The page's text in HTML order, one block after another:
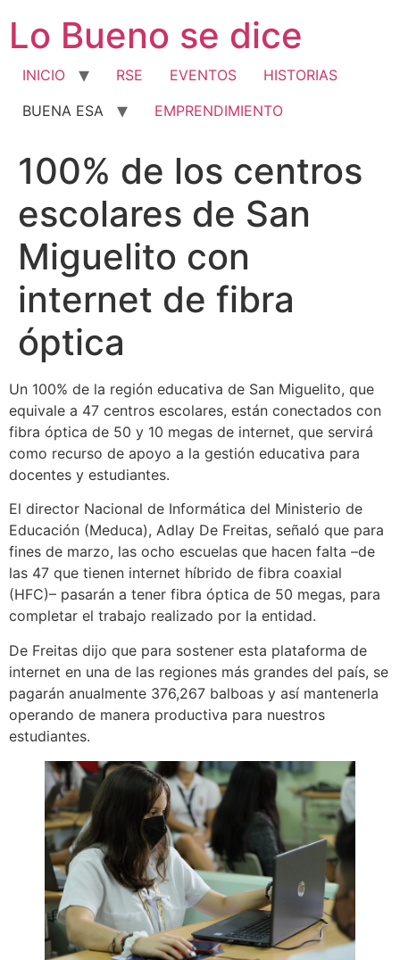
contenido
Lo Bueno se dice
INICIO RSE EVENTOS
HISTORIAS
BUENA ESA
EMPRENDIMIENTO
100% de los centros
escolares de San
Miguelito con
internet de fibra
óptica
Un 100% de la región educativa de San Miguelito, que
equivale a 47 centros escolares, están conectados con
fibra óptica de 50 y 10 megas de internet, que servirá
como recurso de apoyo a la gestión educativa para
docentes y estudiantes.
El director Nacional de Informática del Ministerio de
Educación (Meduca), Adlay De Freitas, señaló que para
fines de marzo, las ocho escuelas que hacen falta –de
las 47 que tienen internet híbrido de fibra coaxial
(HFC)– pasarán a tener fibra óptica de 50 megas, para
completar el trabajo realizado por la entidad.
De Freitas dijo que para sostener esta plataforma de
internet en una de las regiones más grandes del país, se
pagarán anualmente 376,267 balboas y así mantenerla
operando de manera productiva para nuestros
estudiantes.